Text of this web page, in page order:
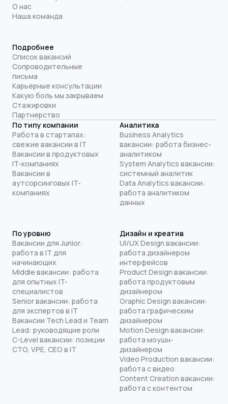
О нас
Наша команда
Подробнее
Список вакансий
Сопроводительные
письма
Карьерные консультации
Какую боль мы закрываем
Стажировки
Партнерство
По типу компании
Работа в стартапах:
свежие вакансии в IT
Вакансии в продуктовых
IT-компаниях
Вакансии в
аутсорсинговых IT-
компаниях
Аналитика
Business Analytics
вакансии: работа бизнес-
аналитиком
System Analytics вакансии:
системный аналитик
Data Analytics вакансии:
работа аналитиком
данных
По уровню
Вакансии для Junior:
работа в IT для
начинающих
Middle вакансии: работа
для опытных IT-
специалистов
Senior вакансии: работа
для экспертов в IT
Вакансии Tech Lead и Team
Lead: руководящие роли
C-Level вакансии: позиции
CTO, VPE, CEO в IT
Дизайн и креатив
UI/UX Design вакансии:
работа дизайнером
интерфейсов
Product Design вакансии:
работа продуктовым
дизайнером
Graphic Design вакансии:
работа графическим
дизайнером
Motion Design вакансии:
работа моушн-
дизайнером
Video Production вакансии:
работа с видео
Content Creation вакансии:
работа с контентом